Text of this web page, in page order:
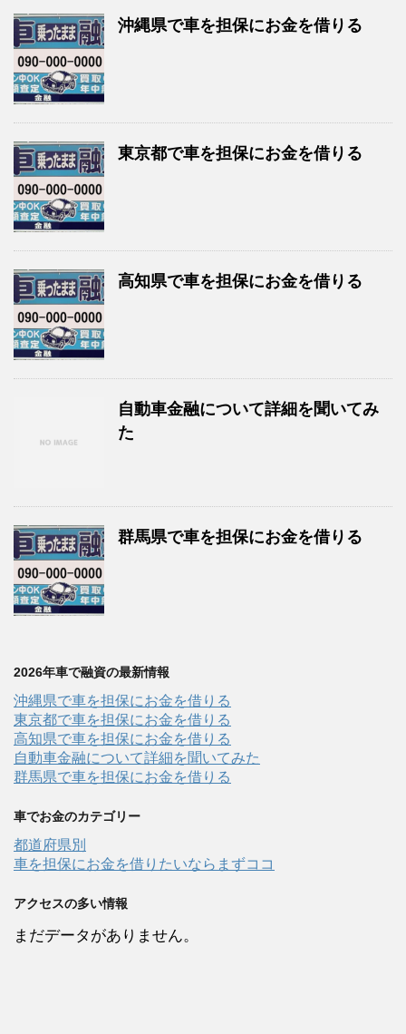
沖縄県で車を担保にお金を借りる
東京都で車を担保にお金を借りる
高知県で車を担保にお金を借りる
自動車金融について詳細を聞いてみ
た
群馬県で車を担保にお金を借りる
2026年車で融資の最新情報
沖縄県で車を担保にお金を借りる
東京都で車を担保にお金を借りる
高知県で車を担保にお金を借りる
自動車金融について詳細を聞いてみた
群馬県で車を担保にお金を借りる
車でお金のカテゴリー
都道府県別
車を担保にお金を借りたいならまずココ
アクセスの多い情報
まだデータがありません。